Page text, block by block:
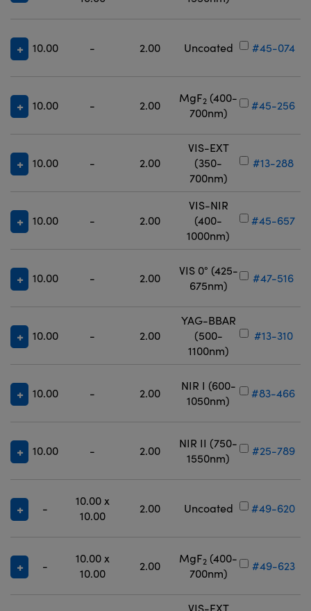
10.00 - 2.00 Uncoated #45-074
10.00 - 2.00
MgF2 (400-
700nm)
#45-256
10.00 - 2.00
VIS-EXT
(350-
700nm)
#13-288
10.00 - 2.00
VIS-NIR
(400-
1000nm)
#45-657
10.00 - 2.00
VIS 0° (425-
675nm)
#47-516
10.00 - 2.00
YAG-BBAR
(500-
1100nm)
#13-310
10.00 - 2.00
NIR I (600-
1050nm)
#83-466
10.00 - 2.00
NIR II (750-
1550nm)
#25-789
-
10.00 x
10.00
2.00 Uncoated #49-620
-
10.00 x
10.00
2.00
MgF2 (400-
700nm)
#49-623
VIS-EXT